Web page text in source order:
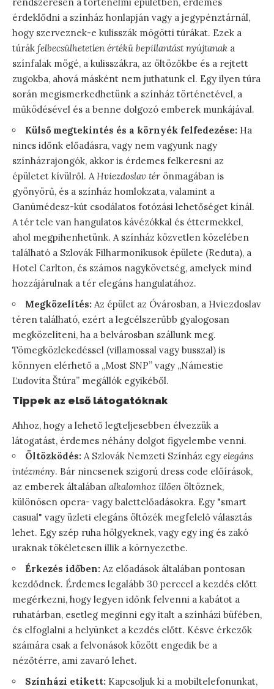
érdeklődni a színház honlapján vagy a jegypénztárnál,
hogy szerveznek-e kulisszák mögötti túrákat. Ezek a
túrák felbecsülhetetlen értékű bepillantást nyújtanak a
színfalak mögé, a kulisszákra, az öltözőkbe és a rejtett
zugokba, ahová másként nem juthatunk el. Egy ilyen túra
során megismerkedhetünk a színház történetével, a
működésével és a benne dolgozó emberek munkájával.
Külső megtekintés és a környék felfedezése: Ha
nincs időnk előadásra, vagy nem vagyunk nagy
színházrajongók, akkor is érdemes felkeresni az
épületet kívülről. AHviezdoslav tér önmagában is
gyönyörű, és a színház homlokzata, valamint a
Ganümédesz-kút csodálatos fotózási lehetőséget kínál.
A tér tele van hangulatos kávézókkal és éttermekkel,
ahol megpihenhetünk. A színház közvetlen közelében
található a Szlovák Filharmonikusok épülete (Reduta), a
Hotel Carlton, és számos nagykövetség, amelyek mind
hozzájárulnak a tér elegáns hangulatához.
Megközelítés: Az épület az Óvárosban, a Hviezdoslav
téren található, ezért a legcélszerűbb gyalogosan
megközelíteni, ha a belvárosban szállunk meg.
Tömegközlekedéssel (villamossal vagy busszal) is
könnyen elérhető a „Most SNP” vagy „Námestie
Ľudovíta Štúra” megállók egyikéből.
Tippek az első látogatóknak
Ahhoz, hogy a lehető legteljesebben élvezzük a
látogatást, érdemes néhány dolgot figyelembe venni.
Öltözködés: A Szlovák Nemzeti Színház egy elegáns
intézmény. Bár nincsenek szigorú dress code előírások,
az emberek általában alkalomhoz illően öltöznek,
különösen opera- vagy balettelőadásokra. Egy "smart
casual" vagy üzleti elegáns öltözék megfelelő választás
lehet. Egy szép ruha hölgyeknek, vagy egy ing és zakó
uraknak tökéletesen illik a környezetbe.
Érkezés időben: Az előadások általában pontosan
kezdődnek. Érdemes legalább 30 perccel a kezdés előtt
megérkezni, hogy legyen időnk felvenni a kabátot a
ruhatárban, esetleg meginni egy italt a színházi büfében,
és elfoglalni a helyünket a kezdés előtt. Késve érkezők
számára csak a felvonások között engedik be a
nézőtérre, ami zavaró lehet.
Színházi etikett: Kapcsoljuk ki a mobiltelefonunkat,